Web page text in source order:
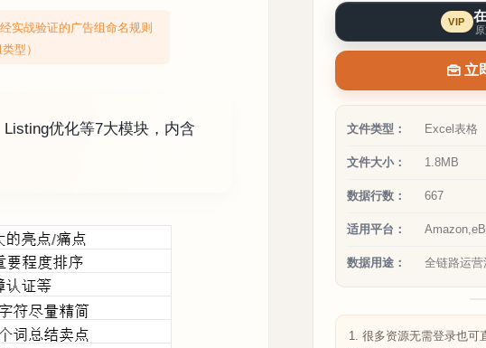
实战验证的广告组命名规则
型）
优化等7大模块，内含
VIP
立
文件类型： Excel表格
文件大小： 1.8MB
数据行数： 667
适用平台：
数据用途： 全链路运
1. 很多资源无需登录也可